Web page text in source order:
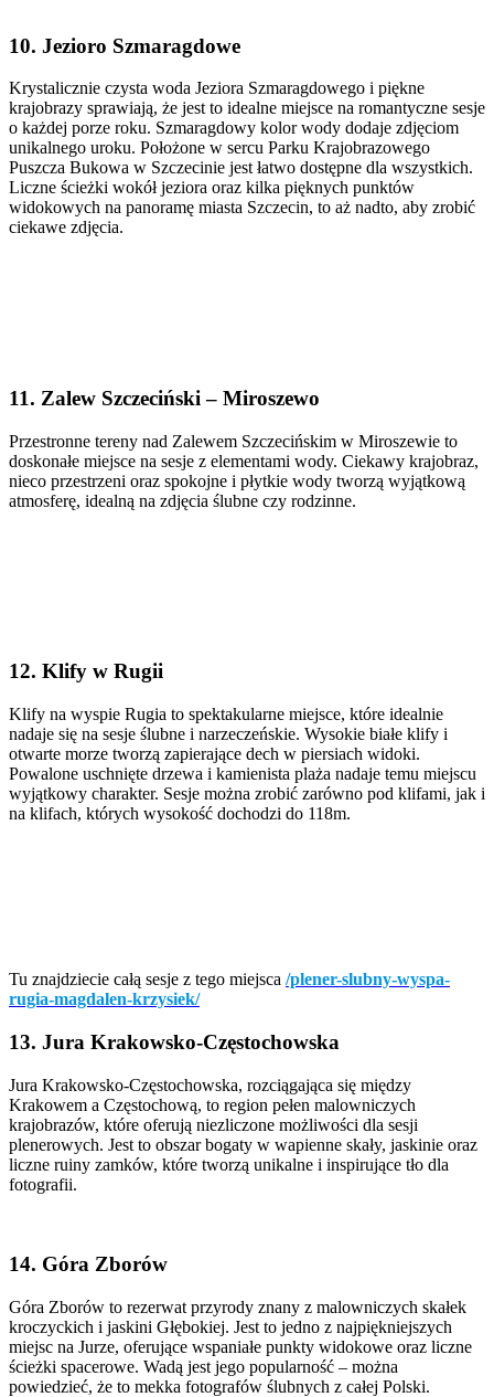
10. Jezioro Szmaragdowe
Krystalicznie czysta woda Jeziora Szmaragdowego i piękne
krajobrazy sprawiają, że jest to idealne miejsce na romantyczne sesje
o każdej porze roku. Szmaragdowy kolor wody dodaje zdjęciom
unikalnego uroku. Położone w sercu Parku Krajobrazowego
Puszcza Bukowa w Szczecinie jest łatwo dostępne dla wszystkich.
Liczne ścieżki wokół jeziora oraz kilka pięknych punktów
widokowych na panoramę miasta Szczecin, to aż nadto, aby zrobić
ciekawe zdjęcia.
11. Zalew Szczeciński – Miroszewo
Przestronne tereny nad Zalewem Szczecińskim w Miroszewie to
doskonałe miejsce na sesje z elementami wody. Ciekawy krajobraz,
nieco przestrzeni oraz spokojne i płytkie wody tworzą wyjątkową
atmosferę, idealną na zdjęcia ślubne czy rodzinne.
12. Klify w Rugii
Klify na wyspie Rugia to spektakularne miejsce, które idealnie
nadaje się na sesje ślubne i narzeczeńskie. Wysokie białe klify i
otwarte morze tworzą zapierające dech w piersiach widoki.
Powalone uschnięte drzewa i kamienista plaża nadaje temu miejscu
wyjątkowy charakter. Sesje można zrobić zarówno pod klifami, jak i
na klifach, których wysokość dochodzi do 118m.
Tu znajdziecie całą sesje z tego miejsca /plener-slubny-wyspa-
rugia-magdalen-krzysiek/
13. Jura Krakowsko-Częstochowska
Jura Krakowsko-Częstochowska, rozciągająca się między
Krakowem a Częstochową, to region pełen malowniczych
krajobrazów, które oferują niezliczone możliwości dla sesji
plenerowych. Jest to obszar bogaty w wapienne skały, jaskinie oraz
liczne ruiny zamków, które tworzą unikalne i inspirujące tło dla
fotografii.
14. Góra Zborów
Góra Zborów to rezerwat przyrody znany z malowniczych skałek
kroczyckich i jaskini Głębokiej. Jest to jedno z najpiękniejszych
miejsc na Jurze, oferujące wspaniałe punkty widokowe oraz liczne
ścieżki spacerowe. Wadą jest jego popularność – można
powiedzieć, że to mekka fotografów ślubnych z całej Polski.